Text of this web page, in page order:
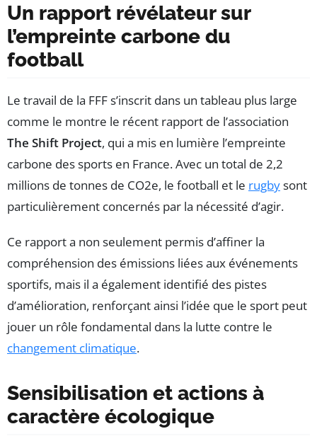
Un rapport révélateur sur
l’empreinte carbone du
football
Le travail de la FFF s’inscrit dans un tableau plus large
comme le montre le récent rapport de l’association
The Shift Project, qui a mis en lumière l’empreinte
carbone des sports en France. Avec un total de 2,2
millions de tonnes de CO2e, le football et le rugbysont
particulièrement concernés par la nécessité d’agir.
Ce rapport a non seulement permis d’affiner la
compréhension des émissions liées aux événements
sportifs, mais il a également identifié des pistes
d’amélioration, renforçant ainsi l’idée que le sport peut
jouer un rôle fondamental dans la lutte contre le
changement climatique.
Sensibilisation et actions à
caractère écologique